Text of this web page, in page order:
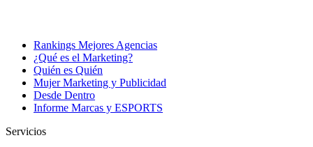
Rankings Mejores Agencias
¿Qué es el Marketing?
Quién es Quién
Mujer Marketing y Publicidad
Desde Dentro
Informe Marcas y ESPORTS
Servicios